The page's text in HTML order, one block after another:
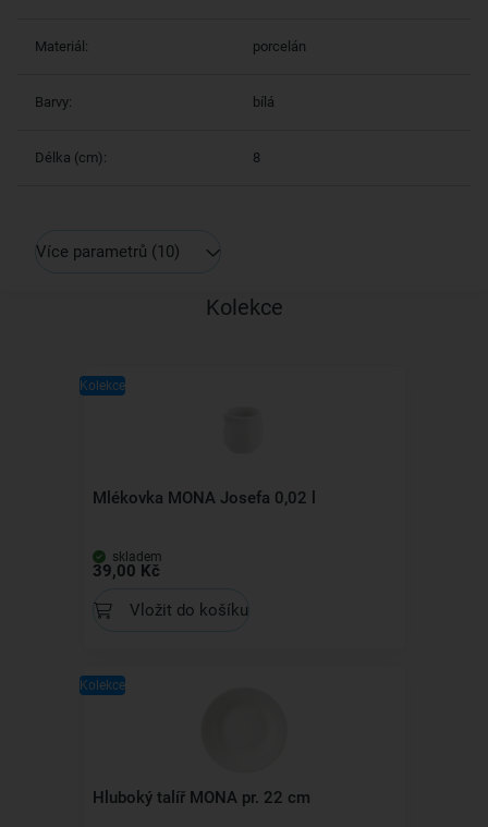
Materiál: porcelán
Barvy: bílá
Délka (cm): 8
Více parametrů (10)
Kolekce
Kolekce
Mlékovka MONA Josefa 0,02 l
skladem
39,00 Kč
Vložit do košíku
Kolekce
Hluboký talíř MONA pr. 22 cm